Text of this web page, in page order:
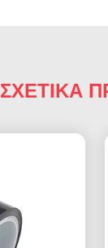
ΣΧΕΤΙΚΑ